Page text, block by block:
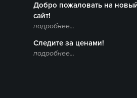
Добро пожаловать на
сайт!
подробнее...
Следите за ценами!
подробнее...